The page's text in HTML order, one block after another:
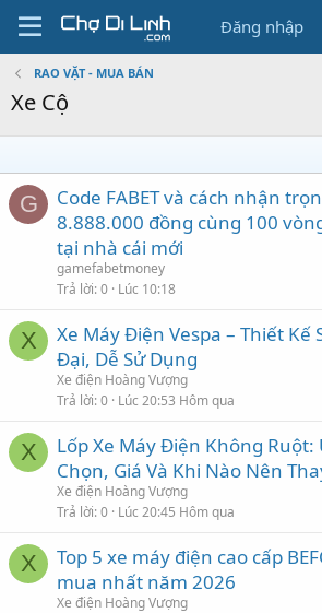
Đăng nhập
RAO VẶT - MUA BÁN
Xe Cộ
G
Code FABET và cách nhận
8.888.000 đồng cùng 100
tại nhà cái mới
gamefabetmoney
Trả lời 0 Lúc 10:18
X
Xe Máy Điện Vespa – Thiết Kế
Đại, Dễ Sử Dụng
Xe điện Hoàng Vượng
Trả lời 0 Lúc 20:53 Hôm qua
X
Lốp Xe Máy Điện Không
Chọn, Giá Và Khi Nào Nên
Xe điện Hoàng Vượng
Trả lời 0 Lúc 20:45 Hôm qua
X
Top 5 xe máy điện cao cấp
mua nhất năm 2026
Xe điện Hoàng Vượng